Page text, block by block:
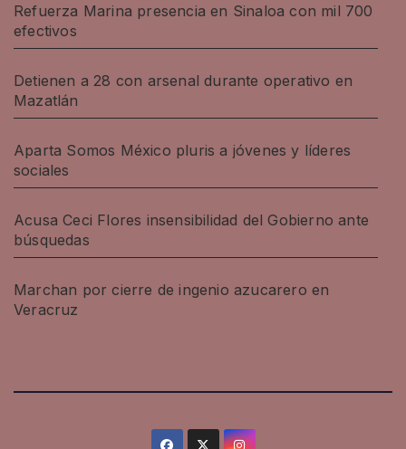
Refuerza Marina presencia en Sinaloa con mil 700
efectivos
Detienen a 28 con arsenal durante operativo en
Mazatlán
Aparta Somos México pluris a jóvenes y líderes
sociales
Acusa Ceci Flores insensibilidad del Gobierno ante
búsquedas
Marchan por cierre de ingenio azucarero en
Veracruz